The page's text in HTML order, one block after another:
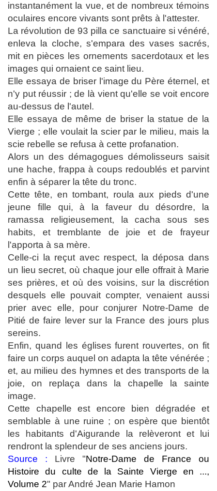
instantanément la vue, et de nombreux témoins
oculaires encore vivants sont prêts à l'attester.
La révolution de 93 pilla ce sanctuaire si vénéré,
enleva la cloche, s'empara des vases sacrés,
mit en pièces les ornements sacerdotaux et les
images qui ornaient ce saint lieu.
Elle essaya de briser l'image du Père éternel, et
n'y put réussir ; de là vient qu'elle se voit encore
au-dessus de l'autel.
Elle essaya de même de briser la statue de la
Vierge ; elle voulait la scier par le milieu, mais la
scie rebelle se refusa à cette profanation.
Alors un des démagogues démolisseurs saisit
une hache, frappa à coups redoublés et parvint
enfin à séparer la tête du tronc.
Cette tête, en tombant, roula aux pieds d'une
jeune fille qui, à la faveur du désordre, la
ramassa religieusement, la cacha sous ses
habits, et tremblante de joie et de frayeur
l'apporta à sa mère.
Celle-ci la reçut avec respect, la déposa dans
un lieu secret, où chaque jour elle offrait à Marie
ses prières, et où des voisins, sur la discrétion
desquels elle pouvait compter, venaient aussi
prier avec elle, pour conjurer Notre-Dame de
Pitié de faire lever sur la France des jours plus
sereins.
Enfin, quand les églises furent rouvertes, on fit
faire un corps auquel on adapta la tête vénérée ;
et, au milieu des hymnes et des transports de la
joie, on replaça dans la chapelle la sainte
image.
Cette chapelle est encore bien dégradée et
semblable à une ruine ; on espère que bientôt
les habitants d'Aigurande la relèveront et lui
rendront la splendeur de ses anciens jours.
Source : Livre "Notre-Dame de France ou
Histoire du culte de la Sainte Vierge en ...,
Volume 2" par André Jean Marie Hamon